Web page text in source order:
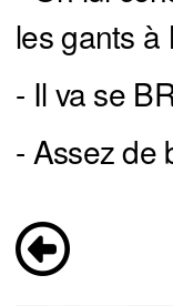
les gants à
- Il va se
- Assez de